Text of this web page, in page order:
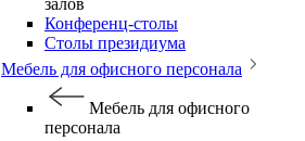
залов
Конференц-столы
Столы президиума
Мебель для офисного персонала
Мебель для офисного
персонала